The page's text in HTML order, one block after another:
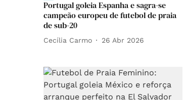
Portugal goleia Espanha e sagra-se
campeão europeu de futebol de praia
de sub-20
Cecília Carmo 26 Abr 2026